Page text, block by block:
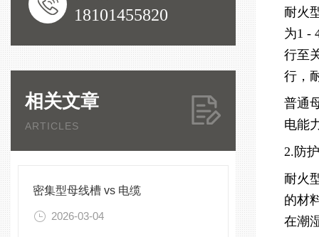
18101455820
相关文章
ARTICLES
密集型母线槽 vs 电缆
2026-03-04
耐火
为1 -
行至
行，
普通
电能
2.防
耐火
的材
在潮